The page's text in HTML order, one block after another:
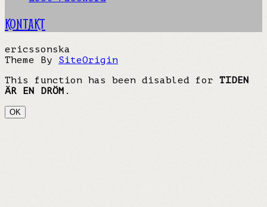
KONTAKT
ericssonska
Theme By SiteOrigin
This function has been disabled for TIDEN
ÄR EN DRÖM .
OK